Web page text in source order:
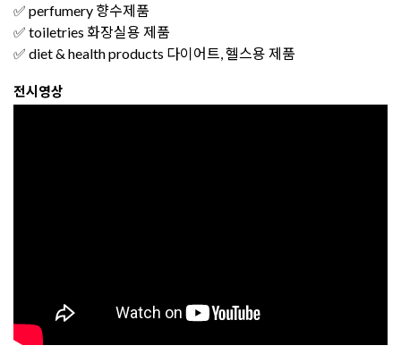
✅ perfumery 향수제품
✅ toiletries 화장실용 제품
✅ diet & health products 다이어트, 헬스용 제품
전시영상